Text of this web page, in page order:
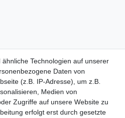
Kronleuchter
und günstige Kinderwagen
und Imbiss
Technologien auf unserer
Daten von
(z.B. IP-Adresse), um z.B.
Medien von
Zugriffe auf unsere Website zu
erfolgt erst durch gesetzte